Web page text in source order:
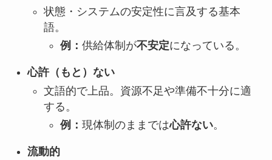
状態・システムの安定性に言及する基本
語。
例： 供給体制が不安定になっている。
心許（もと）ない
文語的で上品。資源不足や準備不十分に適
する。
例： 現体制のままでは心許ない。
流動的